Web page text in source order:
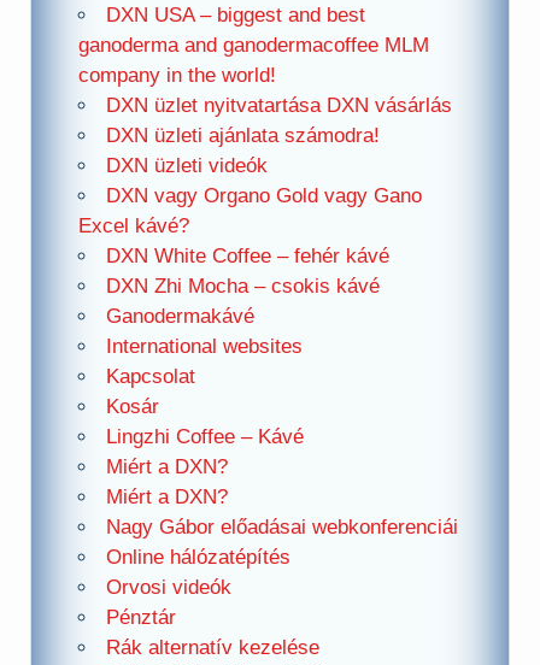
DXN USA – biggest and best
ganoderma and ganodermacoffee MLM
company in the world!
DXN üzlet nyitvatartása DXN vásárlás
DXN üzleti ajánlata számodra!
DXN üzleti videók
DXN vagy Organo Gold vagy Gano
Excel kávé?
DXN White Coffee – fehér kávé
DXN Zhi Mocha – csokis kávé
Ganodermakávé
International websites
Kapcsolat
Kosár
Lingzhi Coffee – Kávé
Miért a DXN?
Miért a DXN?
Nagy Gábor előadásai webkonferenciái
Online hálózatépítés
Orvosi videók
Pénztár
Rák alternatív kezelése